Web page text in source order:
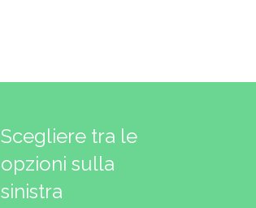
Scegliere tra le
opzioni sulla
sinistra